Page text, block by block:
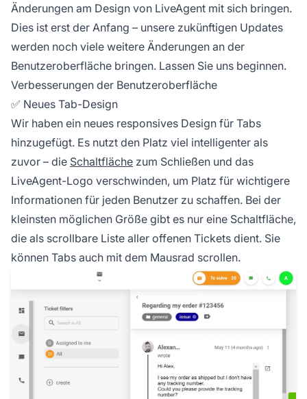
Änderungen am Design von LiveAgent mit sich bringen.
Dies ist erst der Anfang – unsere zukünftigen Updates
werden noch viele weitere Änderungen an der
Benutzeroberfläche bringen. Lassen Sie uns beginnen.
Verbesserungen der Benutzeroberfläche
✅ Neues Tab-Design
Wir haben ein neues responsives Design für Tabs
hinzugefügt. Es nutzt den Platz viel intelligenter als
zuvor – die Schaltfläche zum Schließen und das
LiveAgent-Logo verschwinden, um Platz für wichtigere
Informationen für jeden Benutzer zu schaffen. Bei der
kleinsten möglichen Größe gibt es nur eine Schaltfläche,
die als scrollbare Liste aller offenen Tickets dient. Sie
können Tabs auch mit dem Mausrad scrollen.